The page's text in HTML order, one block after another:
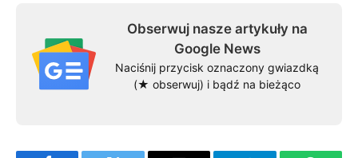
Obserwuj nasze artykuły na
Google News
Naciśnij przycisk oznaczony gwiazdką
(★ obserwuj) i bądź na bieżąco